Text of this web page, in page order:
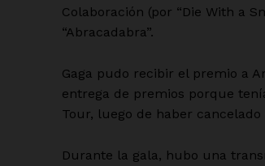
Colaboración (por “Die With a
“Abracadabra”.
Gaga pudo recibir el premio a
entrega de premios porque
Tour, luego de haber
Durante la gala, hubo una